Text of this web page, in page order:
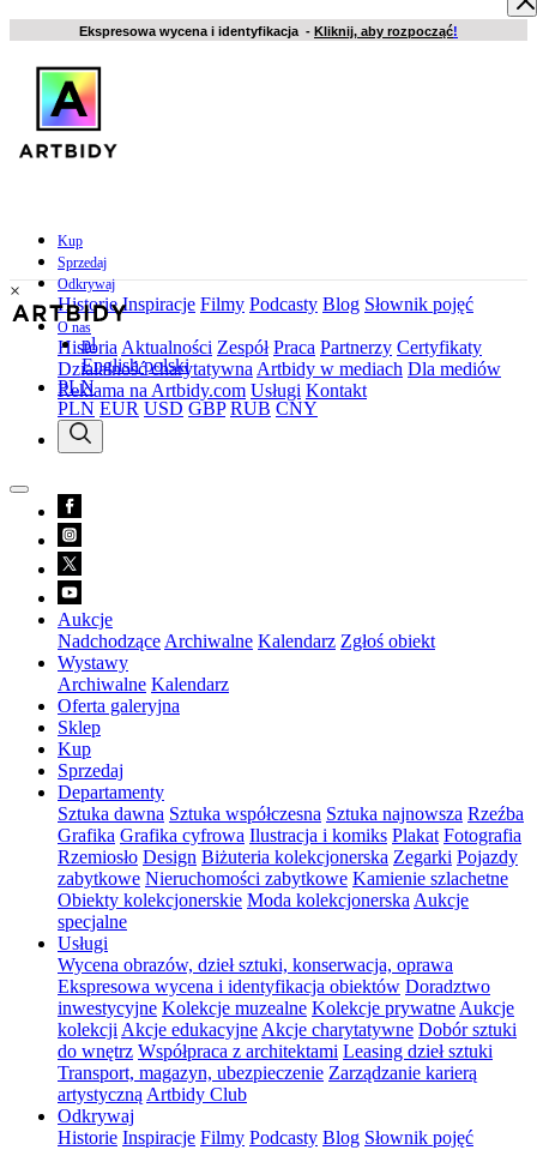
Ekspresowa wycena i identyfikacja - Kliknij, aby rozpocząć!
Kup
Sprzedaj
Odkrywaj
Historie Inspiracje Filmy Podcasty Blog Słownik pojęć
O nas
Historia Aktualności Zespół Praca Partnerzy Certyfikaty
Działalność charytatywna Artbidy w mediach Dla mediów
Reklama na Artbidy.com Usługi Kontakt
×
pl
Englishpolski
PLN
PLN EUR USD GBP RUB CNY
Aukcje
Nadchodzące Archiwalne Kalendarz Zgłoś obiekt
Wystawy
Archiwalne Kalendarz
Oferta galeryjna
Sklep
Kup
Sprzedaj
Departamenty
Sztuka dawna Sztuka współczesna Sztuka najnowsza Rzeźba
Grafika Grafika cyfrowa Ilustracja i komiks Plakat Fotografia
Rzemiosło Design Biżuteria kolekcjonerska Zegarki Pojazdy
zabytkowe Nieruchomości zabytkowe Kamienie szlachetne
Obiekty kolekcjonerskie Moda kolekcjonerska Aukcje
specjalne
Usługi
Wycena obrazów, dzieł sztuki, konserwacja, oprawa
Ekspresowa wycena i identyfikacja obiektów Doradztwo
inwestycyjne Kolekcje muzealne Kolekcje prywatne Aukcje
kolekcji Akcje edukacyjne Akcje charytatywne Dobór sztuki
do wnętrz Współpraca z architektami Leasing dzieł sztuki
Transport, magazyn, ubezpieczenie Zarządzanie karierą
artystyczną Artbidy Club
Odkrywaj
Historie Inspiracje Filmy Podcasty Blog Słownik pojęć